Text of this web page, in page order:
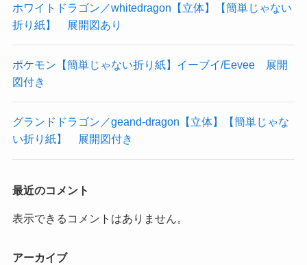
ホワイトドラゴン／whitedragon【立体】【簡単じゃない
折り紙】 展開図あり
ポケモン【簡単じゃない折り紙】イーブイ/Eevee 展開
図付き
グランドドラゴン／geand-dragon【立体】【簡単じゃな
い折り紙】 展開図付き
最近のコメント
表示できるコメントはありません。
アーカイブ